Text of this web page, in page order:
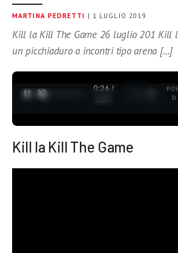
MARTINA PEDRETTI | 1 LUGLIO 2019
Kill la Kill The Game 26 luglio 201 Kill
un picchiaduro a incontri tipo arena […]
0:26 /
3:37
Kill la Kill The Game